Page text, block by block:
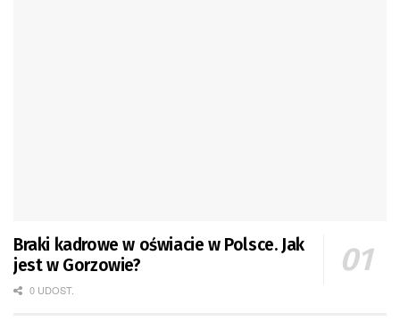
Braki kadrowe w oświacie w Polsce. Jak
jest w Gorzowie?
0 UDOST.